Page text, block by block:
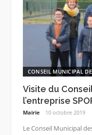
CONSEIL MUNICIPAL
Visite du
l’entreprise
Mairie 10 octobre 2019
Le Conseil Municipal